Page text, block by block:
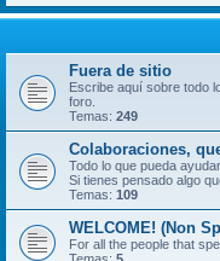
Fuera de sitio
Escribe aquí sobre todo
foro.
Temas: 249
Colaboraciones,
Todo lo que pueda
Si tienes pensado algo
Temas: 109
WELCOME! (Non
For all the people that